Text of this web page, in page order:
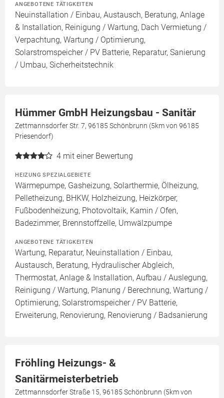
ANGEBOTENE TÄTIGKEITEN
Neuinstallation / Einbau, Austausch, Beratung, Anlage
& Installation, Reinigung / Wartung, Dach Vermietung /
Verpachtung, Wartung / Optimierung,
Solarstromspeicher / PV Batterie, Reparatur, Sanierung
/ Umbau, Sicherheitstechnik
Hümmer GmbH Heizungsbau - Sanitär
Zettmannsdorfer Str. 7, 96185 Schönbrunn (5km von 96185
Priesendorf)
4 mit einer Bewertung
HEIZUNG SPEZIALGEBIETE
Wärmepumpe, Gasheizung, Solarthermie, Ölheizung,
Pelletheizung, BHKW, Holzheizung, Heizkörper,
Fußbodenheizung, Photovoltaik, Kamin / Ofen,
Badezimmer, Brennstoffzelle, Umwälzpumpe
ANGEBOTENE TÄTIGKEITEN
Wartung, Reparatur, Neuinstallation / Einbau,
Austausch, Beratung, Hydraulischer Abgleich,
Thermostat, Anlage & Installation, Aufbau / Auslegung,
Reinigung / Wartung, Planung / Berechnung, Wartung /
Optimierung, Solarstromspeicher / PV Batterie,
Erweiterung, Renovierung, Renovierung / Badsanierung
Fröhling Heizungs- &
Sanitärmeisterbetrieb
Zettmannsdorfer Straße 15, 96185 Schönbrunn (5km von